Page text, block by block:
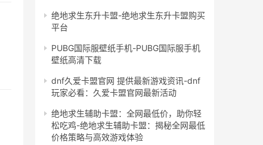
绝地求生东升卡盟-绝地求生东升卡盟购买
平台
PUBG国际服壁纸手机-PUBG国际服手机
壁纸高清下载
dnf久爱卡盟官网 提供最新游戏资讯-dnf
玩家必看：久爱卡盟官网最新活动
绝地求生辅助卡盟：全网最低价，助你轻
松吃鸡-绝地求生辅助卡盟：揭秘全网最低
价格策略与高效游戏体验